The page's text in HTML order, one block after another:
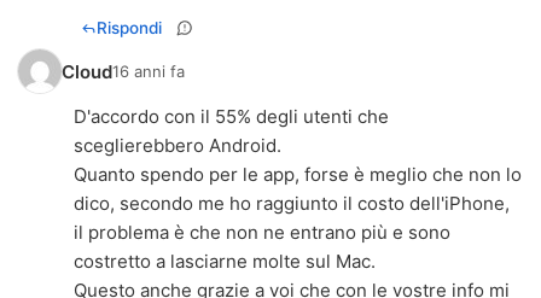
Rispondi
Cloud16 anni fa
D'accordo con il 55% degli utenti che
sceglierebbero Android.
Quanto spendo per le app, forse è meglio che non lo
dico, secondo me ho raggiunto il costo dell'iPhone,
il problema è che non ne entrano più e sono
costretto a lasciarne molte sul Mac.
Questo anche grazie a voi che con le vostre info mi